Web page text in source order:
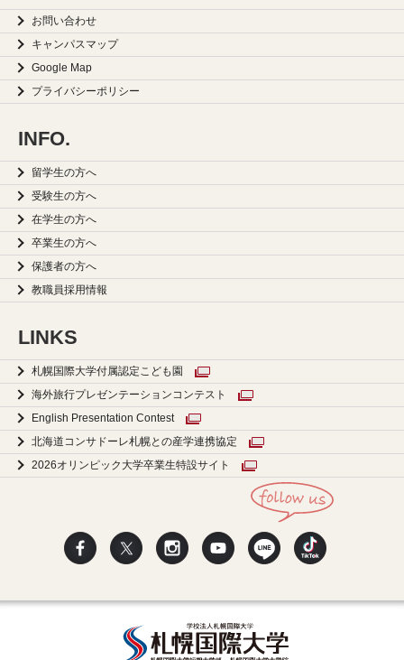
お問い合わせ
キャンパスマップ
Google Map
プライバシーポリシー
INFO.
留学生の方へ
受験生の方へ
在学生の方へ
卒業生の方へ
保護者の方へ
教職員採用情報
LINKS
札幌国際大学付属認定こども園
海外旅行プレゼンテーションコンテスト
English Presentation Contest
北海道コンサドーレ札幌との産学連携協定
2026オリンピック大学卒業生特設サイト